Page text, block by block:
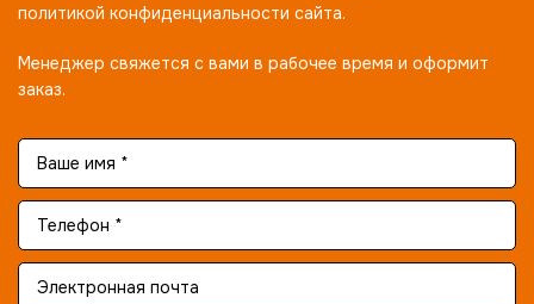
политикой конфиденциальности сайта.
Менеджер свяжется с вами в рабочее время и оформит
заказ.